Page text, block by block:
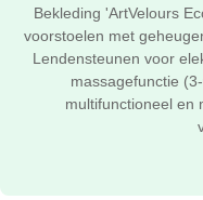
Bekleding 'ArtVelours
voorstoelen met
Lendensteunen voor
massagefunctie
multifunctioneel en